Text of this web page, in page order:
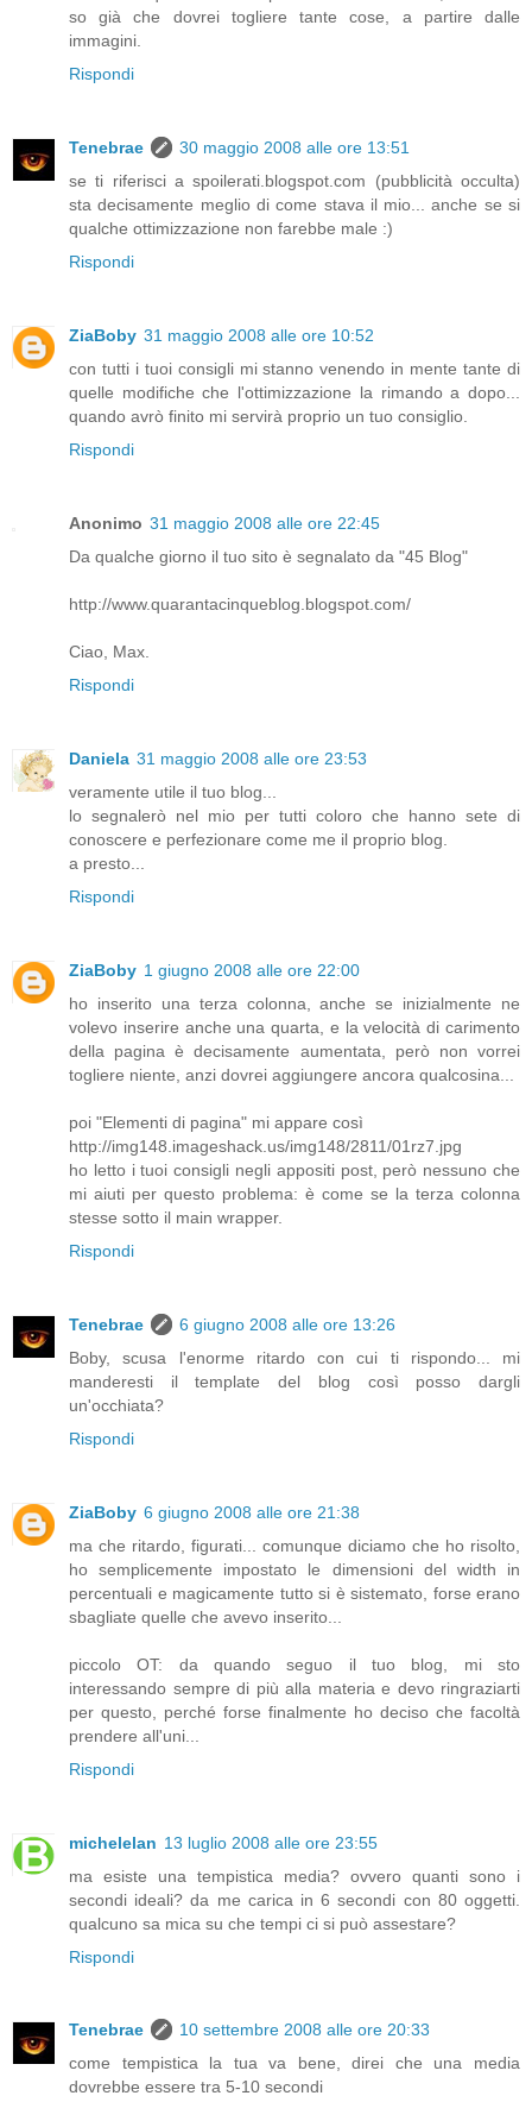
so già che dovrei togliere tante cose, a partire dalle
immagini.
Rispondi
Tenebrae
30 maggio 2008 alle ore 13:51
se ti riferisci a spoilerati.blogspot.com (pubblicità occulta)
sta decisamente meglio di come stava il mio... anche se si
qualche ottimizzazione non farebbe male :)
Rispondi
ZiaBoby 31 maggio 2008 alle ore 10:52
con tutti i tuoi consigli mi stanno venendo in mente tante di
quelle modifiche che l'ottimizzazione la rimando a dopo...
quando avrò finito mi servirà proprio un tuo consiglio.
Rispondi
Anonimo 31 maggio 2008 alle ore 22:45
Da qualche giorno il tuo sito è segnalato da "45 Blog"
http://www.quarantacinqueblog.blogspot.com/
Ciao, Max.
Rispondi
Daniela 31 maggio 2008 alle ore 23:53
veramente utile il tuo blog...
lo segnalerò nel mio per tutti coloro che hanno sete di
conoscere e perfezionare come me il proprio blog.
a presto...
Rispondi
ZiaBoby 1 giugno 2008 alle ore 22:00
ho inserito una terza colonna, anche se inizialmente ne
volevo inserire anche una quarta, e la velocità di carimento
della pagina è decisamente aumentata, però non vorrei
togliere niente, anzi dovrei aggiungere ancora qualcosina...
poi "Elementi di pagina" mi appare così
http://img148.imageshack.us/img148/2811/01rz7.jpg
ho letto i tuoi consigli negli appositi post, però nessuno che
mi aiuti per questo problema: è come se la terza colonna
stesse sotto il main wrapper.
Rispondi
Tenebrae
6 giugno 2008 alle ore 13:26
Boby, scusa l'enorme ritardo con cui ti rispondo... mi
manderesti il template del blog così posso dargli
un'occhiata?
Rispondi
ZiaBoby 6 giugno 2008 alle ore 21:38
ma che ritardo, figurati... comunque diciamo che ho risolto,
ho semplicemente impostato le dimensioni del width in
percentuali e magicamente tutto si è sistemato, forse erano
sbagliate quelle che avevo inserito...
piccolo OT: da quando seguo il tuo blog, mi sto
interessando sempre di più alla materia e devo ringraziarti
per questo, perché forse finalmente ho deciso che facoltà
prendere all'uni...
Rispondi
michelelan 13 luglio 2008 alle ore 23:55
ma esiste una tempistica media? ovvero quanti sono i
secondi ideali? da me carica in 6 secondi con 80 oggetti.
qualcuno sa mica su che tempi ci si può assestare?
Rispondi
Tenebrae
10 settembre 2008 alle ore 20:33
come tempistica la tua va bene, direi che una media
dovrebbe essere tra 5-10 secondi